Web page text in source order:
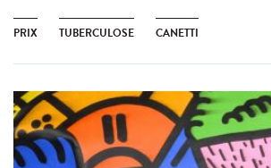
PRIX TUBERCULOSE CANETTI